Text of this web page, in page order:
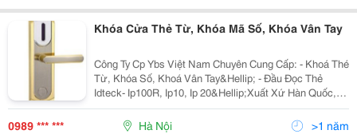
Khóa Cửa Thẻ Từ, Khóa Mã Số, Khóa Vân Tay
Công Ty Cp Ybs Việt Nam Chuyên Cung Cấp: - Khoá Thé
Từ, Khóa Số, Khoá Vân Tay&Hellip; - Đầu Đọc Thẻ
Idteck- Ip100R, Ip10, Ip 20&Hellip;Xuất Xứ Hàn Quốc,
Kiểm Soát Ra Vào Cho Thang Máy. - Thẻ Atm, Thẻ Sinh
Viên&Hellip;Chúng Tôi Luôn Mang Đến
0989 *** *** Hà Nội >1 năm